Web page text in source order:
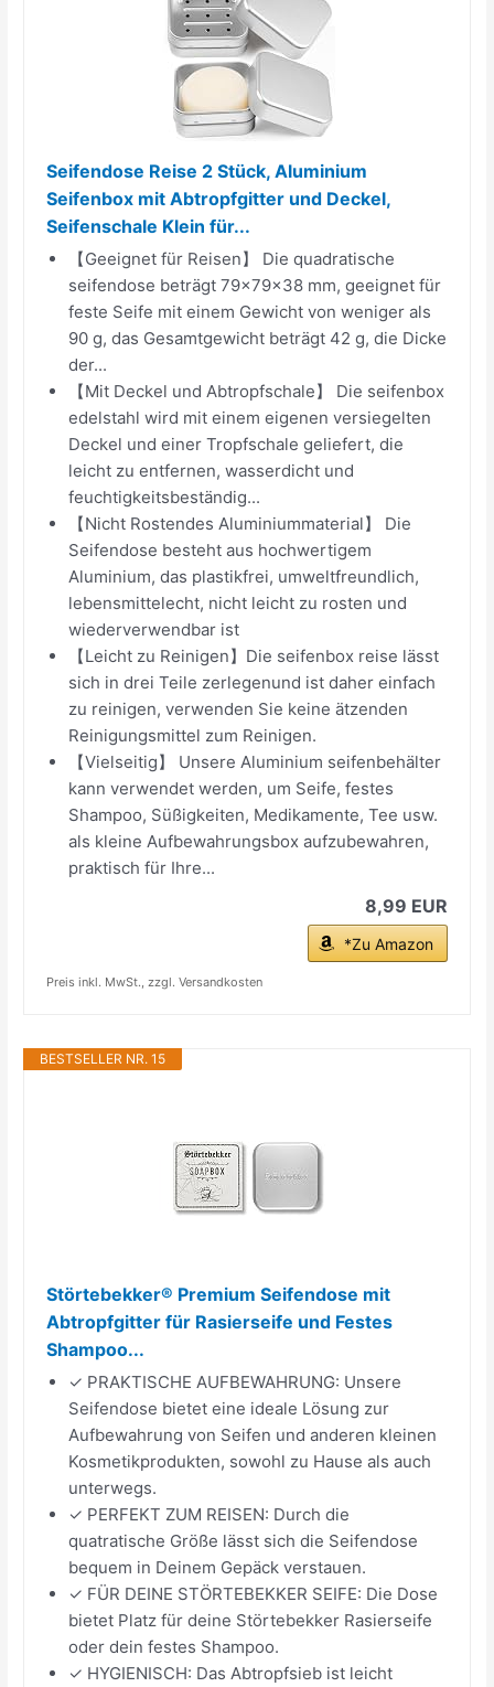
Seifendose Reise 2 Stück, Aluminium
Seifenbox mit Abtropfgitter und Deckel,
Seifenschale Klein für...
【Geeignet für Reisen】 Die quadratische
seifendose beträgt 79×79×38 mm, geeignet für
feste Seife mit einem Gewicht von weniger als
90 g, das Gesamtgewicht beträgt 42 g, die Dicke
der...
【Mit Deckel und Abtropfschale】 Die seifenbox
edelstahl wird mit einem eigenen versiegelten
Deckel und einer Tropfschale geliefert, die
leicht zu entfernen, wasserdicht und
feuchtigkeitsbeständig...
【Nicht Rostendes Aluminiummaterial】 Die
Seifendose besteht aus hochwertigem
Aluminium, das plastikfrei, umweltfreundlich,
lebensmittelecht, nicht leicht zu rosten und
wiederverwendbar ist
【Leicht zu Reinigen】Die seifenbox reise lässt
sich in drei Teile zerlegenund ist daher einfach
zu reinigen, verwenden Sie keine ätzenden
Reinigungsmittel zum Reinigen.
【Vielseitig】 Unsere Aluminium seifenbehälter
kann verwendet werden, um Seife, festes
Shampoo, Süßigkeiten, Medikamente, Tee usw.
als kleine Aufbewahrungsbox aufzubewahren,
praktisch für Ihre...
8,99 EUR
*Zu Amazon
Preis inkl. MwSt., zzgl. Versandkosten
BESTSELLER NR. 15
Störtebekker® Premium Seifendose mit
Abtropfgitter für Rasierseife und Festes
Shampoo...
✓ PRAKTISCHE AUFBEWAHRUNG: Unsere
Seifendose bietet eine ideale Lösung zur
Aufbewahrung von Seifen und anderen kleinen
Kosmetikprodukten, sowohl zu Hause als auch
unterwegs.
✓ PERFEKT ZUM REISEN: Durch die
quatratische Größe lässt sich die Seifendose
bequem in Deinem Gepäck verstauen.
✓ FÜR DEINE STÖRTEBEKKER SEIFE: Die Dose
bietet Platz für deine Störtebekker Rasierseife
oder dein festes Shampoo.
✓ HYGIENISCH: Das Abtropfsieb ist leicht